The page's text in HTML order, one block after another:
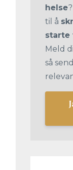
helse
til å
starte
Meld
så